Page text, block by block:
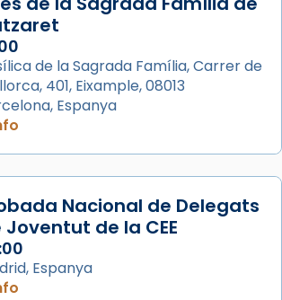
de la Sagrada Família, Carrer de
401, Eixample, 08013
Espanya
Nacional de Delegats
Joventut de la CEE
Espanya